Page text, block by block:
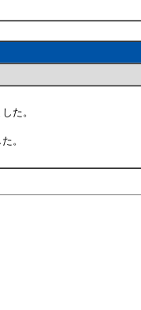
た。
。